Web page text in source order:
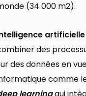
(34 000 m2).
artificielle
des
des données en
comme